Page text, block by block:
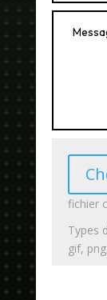
fichier
Types
gif,